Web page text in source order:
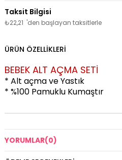
₺22,21 'den başlayan taksitlerle
ÜRÜN ÖZELLIKLERI
BEBEK ALT AÇMA SETİ
* Alt açma ve Yastık
* %100 Pamuklu Kumaştır
YORUMLAR(0)